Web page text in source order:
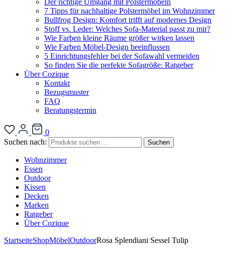
Der richtige Umgang mit Polstermöbeln
7 Tipps für nachhaltige Polstermöbel im Wohnzimmer
Bullfrog Design: Komfort trifft auf modernes Design
Stoff vs. Leder: Welches Sofa-Material passt zu mir?
Wie Farben kleine Räume größer wirken lassen
Wie Farben Möbel-Design beeinflussen
5 Einrichtungsfehler bei der Sofawahl vermeiden
So finden Sie die perfekte Sofagröße: Ratgeber
Über Cozique
Kontakt
Bezugsmuster
FAQ
Beratungstermin
0
Suchen nach:
Suchen
Wohnzimmer
Essen
Outdoor
Kissen
Decken
Marken
Ratgeber
Über Cozique
StartseiteShopMöbelOutdoorRosa Splendiani Sessel Tulip